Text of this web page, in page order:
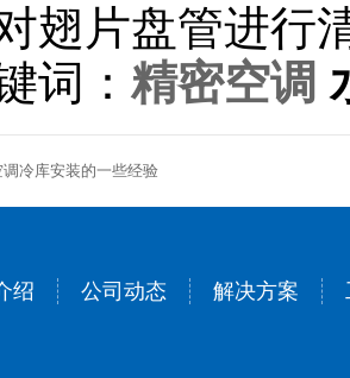
翅片盘管进行
词： 精密空调
调冷库安装的一些经验
绍 公司动态 解决方案